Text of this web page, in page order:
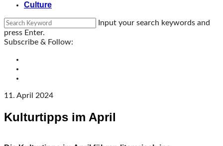
Culture
Input your search keywords and
press Enter.
Subscribe & Follow:
11. April 2024
Kulturtipps im April